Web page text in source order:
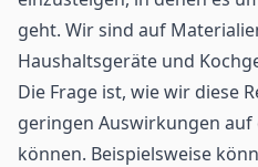
geht. Wir sind auf
Haushaltsgeräte und
Die Frage ist, wie wir diese
geringen Auswirkungen
können. Beispielsweise